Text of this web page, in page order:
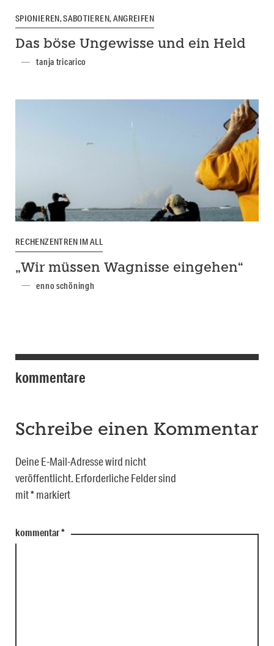
SPIONIEREN, SABOTIEREN, ANGREIFEN
Das böse Ungewisse und ein Held
tanja tricarico
RECHENZENTREN IM ALL
„Wir müssen Wagnisse eingehen“
enno schöningh
kommentare
Schreibe einen Kommentar
Deine E-Mail-Adresse wird nicht
veröffentlicht. Erforderliche Felder sind
mit*markiert
kommentar*